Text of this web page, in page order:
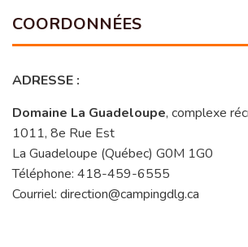
COORDONNÉES
ADRESSE :
Domaine La Guadeloupe, complexe
1011, 8e Rue Est
La Guadeloupe (Québec) G0M 1G0
Téléphone: 418-459-6555
Courriel: direction@campingdlg.ca